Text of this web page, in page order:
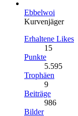
Ebbelwoi
Kurvenjäger
Erhaltene Likes
15
Punkte
5.595
Trophäen
9
Beiträge
986
Bilder